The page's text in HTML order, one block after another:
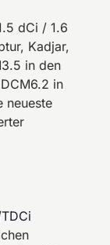
dCi / 1.6
Kadjar,
in den
in
neueste